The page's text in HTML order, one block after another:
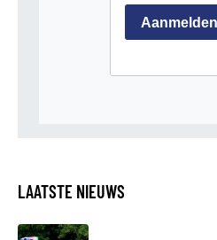
LAATSTE NIEUWS